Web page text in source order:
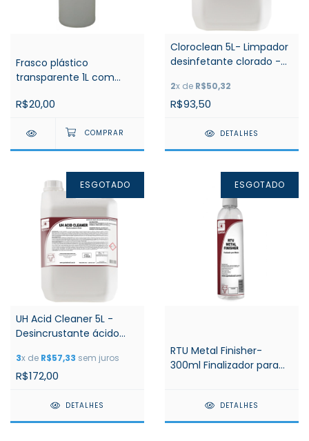
Frasco plástico
transparente 1L com
Spartan
R$20,00
Cloroclean 5L- Limpador
desinfetante clorado -
2x de R$50,32
R$93,50
DETALHES
ESGOTADO
UH Acid Cleaner 5L -
Desincrustante ácido
Spartan
3x de R$57,33 sem juros
R$172,00
DETALHES
ESGOTADO
RTU Metal Finisher-
300ml Finalizador para
DETALHES